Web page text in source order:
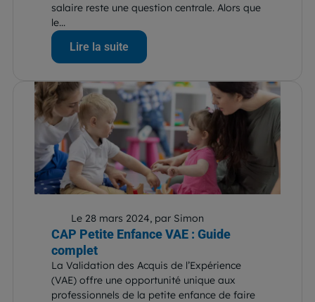
salaire reste une question centrale. Alors que
le...
Lire la suite
Le 28 mars 2024, par Simon
CAP Petite Enfance VAE : Guide
complet
La Validation des Acquis de l’Expérience
(VAE) offre une opportunité unique aux
professionnels de la petite enfance de faire